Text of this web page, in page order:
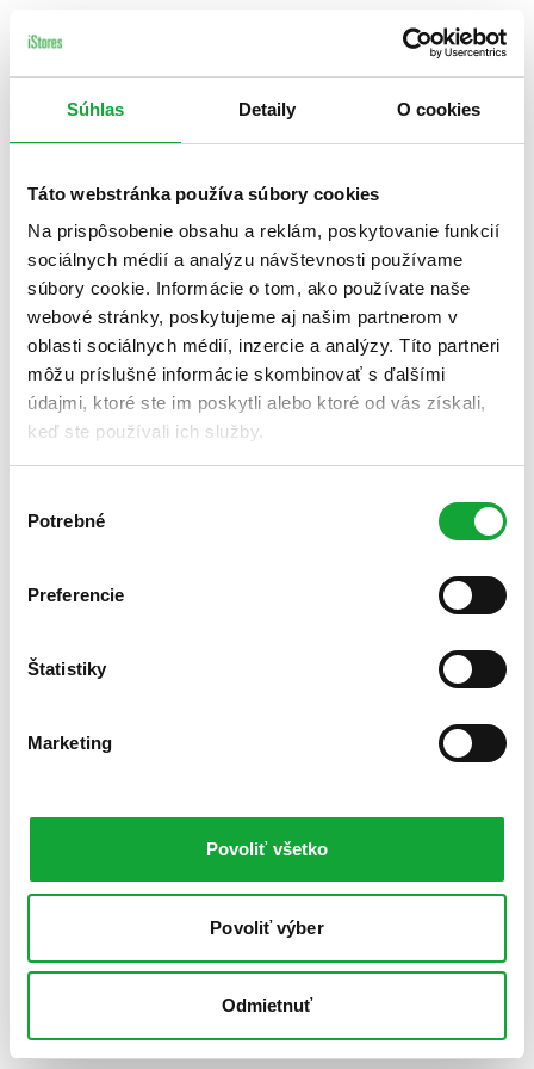
Súhlas Detaily O cookies
Táto webstránka používa súbory cookies
Na prispôsobenie obsahu a reklám, poskytovanie funkcií
sociálnych médií a analýzu návštevnosti používame
súbory cookie. Informácie o tom, ako používate naše
webové stránky, poskytujeme aj našim partnerom v
oblasti sociálnych médií, inzercie a analýzy. Títo partneri
môžu príslušné informácie skombinovať s ďalšími
údajmi, ktoré ste im poskytli alebo ktoré od vás získali,
keď ste používali ich služby.
súhlasu
Potrebné
Preferencie
Štatistiky
Marketing
Povoliť všetko
Povoliť výber
Odmietnuť